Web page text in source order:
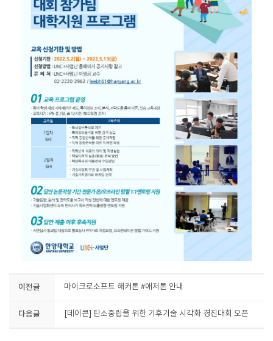
이전글 마이크로소프트 해커톤 #애저톤 안내
다음글 [데이콘] 탄소중립을 위한 기후기술 시각화 경진대회 오픈